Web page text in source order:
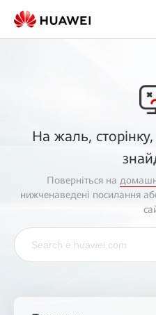
На жаль,
Поверніться на
нижченаведені посилання